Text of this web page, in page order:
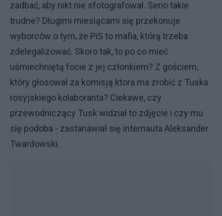
zadbać, aby nikt nie sfotografował. Serio takie
trudne? Długimi miesiącami się przekonuje
wyborców o tym, że PiS to mafia, którą trzeba
zdelegalizować. Skoro tak, to po co mieć
uśmiechniętą focie z jej członkiem? Z gościem,
który głosował za komisją ktora ma zrobić z Tuska
rosyjskiego kolaboranta? Ciekawe, czy
przewodniczący Tusk widział to zdjęcie i czy mu
się podoba - zastanawiał się internauta Aleksander
Twardowski.